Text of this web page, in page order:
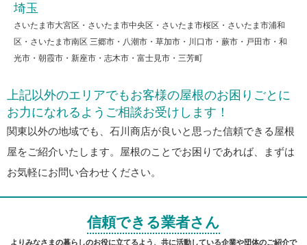
埼玉
さいたま市大宮区・さいたま市中央区・さいたま市桜区・さいたま市浦和
区・さいたま市南区 三郷市・八潮市・草加市・川口市・蕨市・戸田市・和
光市・朝霞市・新座市・志木市・富士見市・三芳町
上記以外のエリアでもお客様の屋根のお困りごとに
お力になれるようご相談お受けします！
関東以外の地域でも、石川商店が良いと思った信頼できる屋根
屋をご紹介いたします。屋根のことでお困りであれば、まずは
お気軽にお問い合わせください。
信頼できる業者さん
よりみなさまの暮らしのお役に立てるよう、共に活動している企業や団体のご紹介で